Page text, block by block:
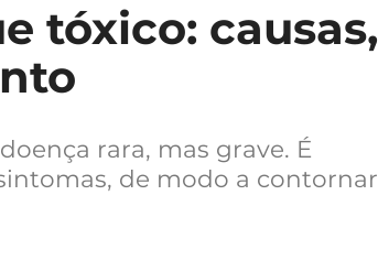
tóxico: causas,
rara, mas grave. É
de modo a contornar